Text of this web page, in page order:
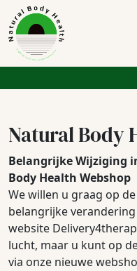
Natural Body
Belangrijke Wijziging
Body Health Webshop
We willen u graag op
belangrijke
website
lucht, maar u kunt op
via onze nieuwe